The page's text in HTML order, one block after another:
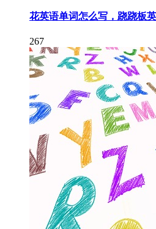
花英语单词怎么写，跷跷板
267